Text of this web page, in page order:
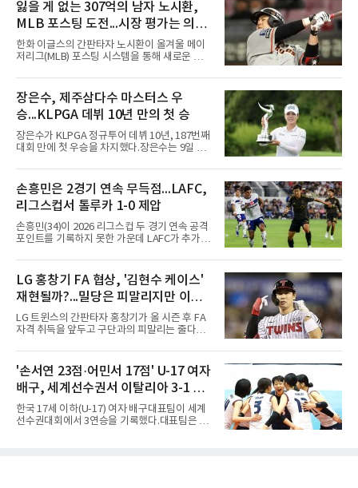
잃을 게 없는 307억의 남자 노시환,
MLB 포스팅 도전...시장 평가는 의외
일 수 있어
한화 이글스의 간판타자 노시환이 올겨울 메이
저리그(MLB) 포스팅 시스템을 통해 새로운 도전
KBO리그 사상 초유의 비FA 다년 계약을 체결하
면서 동시에 해외 진출 가능성을 열어두는 조항
을 포함했다. 국내에서 이미 최고 수준의 대우와
확실한 입지를 확보한 만큼, 이번 메이저리그 도
전은 생존을 건 승부수가 아니다.오히려 잃을 것
이 없는 도전에 가깝다. 노시환은 이미 KBO리그
에서 연평균 약 28억 원에 달하는 대형 계약과
라도 돌아올 곳이 확실하다.그렇다고 포스팅 도
전의 의미가 작아지는 것은 아
장은수, 제주삼다수 마스터스 우
승...KLPGA 데뷔 10년 만의 첫 승
장은수가 KLPGA 정규투어 데뷔 10년, 187번째
대회 만에 첫 우승을 차지했다.장은수는 9일 제
서 열린 제주삼다수 마스터스(총상금 10억원)
최종 4라운드에서 보기 없이 버디 3개를 잡아 합
계 14언더파 274타를 기록했다. 13언더파 275
타 공동 2위 강채연, 문정민을 1타 차로 제치고
우승 상금 1억8천만원을 받았다.2017년 신인왕
출신인 그는 상비군과 국가대표를 거쳤지만
2020시즌 이후 세 차례 정규투어 출전권을 잃고
다 16번 홀(파4)에서 두 번째 샷을 홀 3ｍ에 붙여
버디를 잡고 단독 선두에 나섰다
손흥민은 2경기 연속 무득점...LAFC,
리그스컵서 톨루카 1-0 제압
손흥민(34)이 2026 리그스컵 두 경기 연속 공격
포인트를 기록하지 못한 가운데 LAFC가 추가시
간) 미국 로스앤젤레스 BMO 스타디움에서 열린
멕시코 리가 MX 톨루카와의 조별리그 2차전에
최전방 공격수로 선발 출전했으나 슈팅 없이 후
반 23분 주드 테리와 교체됐다. 북중미 월드컵
이후 MLS 4경기 연속 골을 넣었던 그는 지난 6
일 치바스 과달라하라전에 이어 침묵했다.전반
1분 다비드 마르티네스가 얻은 페널티킥은 비디
이컵 샤펠버그의 크로스가 걷혀 나오자 에디 세
구라가 페널티아크 왼쪽에서 오
LG 홍창기 FA 협상, '김현수 케이스'
재현될까?...밀당은 피말리지만 이적
가능성은 낮아
LG 트윈스의 간판타자 홍창기가 올 시즌 후 FA
자격 취득을 앞두고 구단과의 피말리는 줄다리
김현수가 FA 시장에서 이적했던 충격적인 선례
가 소환되면서 벌써부터 팬들의 이목이 집중되
는 양상이다.다만 이번 협상은 과거 김현수 케이
스와는 판이하게 다른 환경 속에서 전개될 것으
로 보인다. 선수 측과 구단 간의 시각 차이가 팽
팽히 맞서며 내부 협상 과정은 극심한 진통을 겪
을 가능성이 크지만, 시장 외부에서 불어오는 변
'손서연 23점·어민서 17점' U-17 여자
배구, 세계선수권서 이탈리아 3-1 완
파...조별리그 3연승
한국 17세 이하(U-17) 여자 배구대표팀이 세계
선수권대회에서 3연승을 기록했다.대표팀은 9